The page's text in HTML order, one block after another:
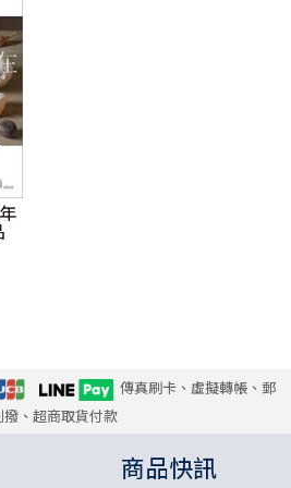
傳真刷卡、虛擬轉帳、郵
撥、超商取貨付款
商品快訊